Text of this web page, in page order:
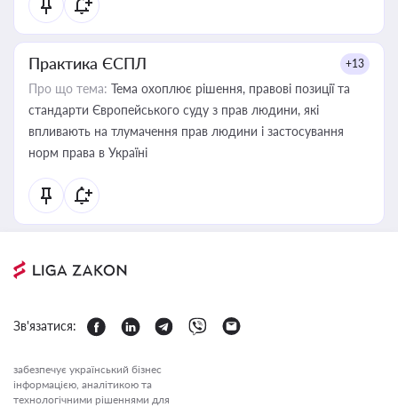
Практика ЄСПЛ +13
Про що тема: Тема охоплює рішення, правові позиції та
стандарти Європейського суду з прав людини, які
впливають на тлумачення прав людини і застосування
норм права в Україні
Зв'язатися:
забезпечує український бізнес
інформацією, аналітикою та
технологічними рішеннями для